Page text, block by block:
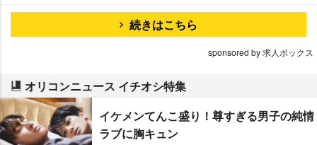
続きはこちら
sponsored by 求人ボックス
オリコンニュース イチオシ特集
イケメンてんこ盛り！尊すぎる男子の純情
ラブに胸キュン